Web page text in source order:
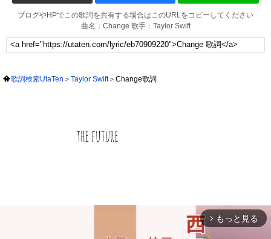
ブログやHPでこの歌詞を共有する場合はこのURLをコピーしてください
曲名：Change 歌手：Taylor Swift
歌詞検索UtaTen Taylor Swift Change歌詞
arrow_forward_ios もっと見る